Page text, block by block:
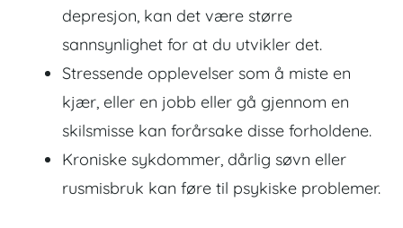
depresjon, kan det være større
sannsynlighet for at du utvikler det.
Stressende opplevelser som å miste en
kjær, eller en jobb eller gå gjennom en
skilsmisse kan forårsake disse forholdene.
Kroniske sykdommer, dårlig søvn eller
rusmisbruk kan føre til psykiske problemer.